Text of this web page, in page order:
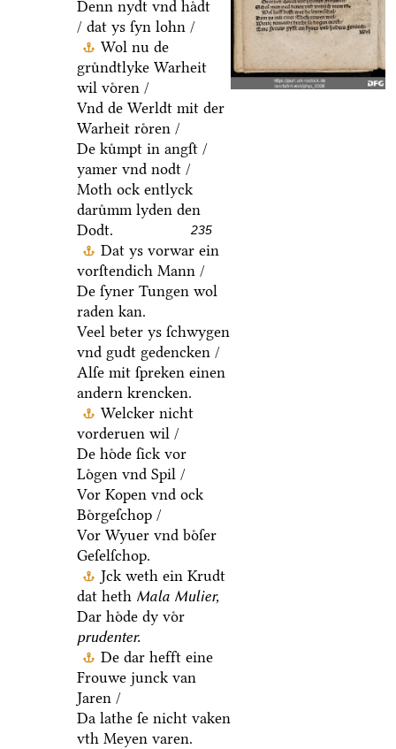
Denn nydt vnd haͤdt
/ dat ys ſyn lohn /
Wol nu de
gruͤndtlyke Warheit
wil voͤren /
Vnd de Werldt mit der
Warheit roͤren /
De kuͤmpt in angſt /
yamer vnd nodt /
Moth ock entlyck
daruͤmm lyden den
Dodt.
235
Dat ys vorwar ein
vorſtendich Mann /
De ſyner Tungen wol
raden kan.
Veel beter ys ſchwygen
vnd gudt gedencken /
Alſe mit ſpreken einen
andern krencken.
Welcker nicht
vorderuen wil /
De hoͤde ſick vor
Loͤgen vnd Spil /
Vor Kopen vnd ock
Boͤrgeſchop /
Vor Wyuer vnd boͤſer
Geſelſchop.
Jck weth ein Krudt
dat heth Mala Mulier,
Dar hoͤde dy voͤr
prudenter.
De dar hefft eine
Frouwe junck van
Jaren /
Da lathe ſe nicht vaken
vth Meyen varen.